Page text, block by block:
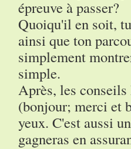
épreuve à passer?
Quoiqu'il en soit,
ainsi que ton
simplement
simple.
Après, les
(bonjour; merci et
yeux. C'est aussi
gagneras en